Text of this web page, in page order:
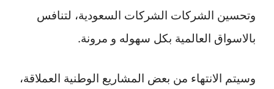
وتحسين الشركات الشركات السعودية، لتنافس
بالاسواق العالمية بكل سهوله و مرونة.
وسيتم الانتهاء من بعض المشاريع الوطنية العملاقة،